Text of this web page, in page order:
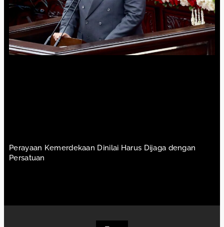
Perayaan Kemerdekaan Dinilai Harus Dijaga dengan
Persatuan